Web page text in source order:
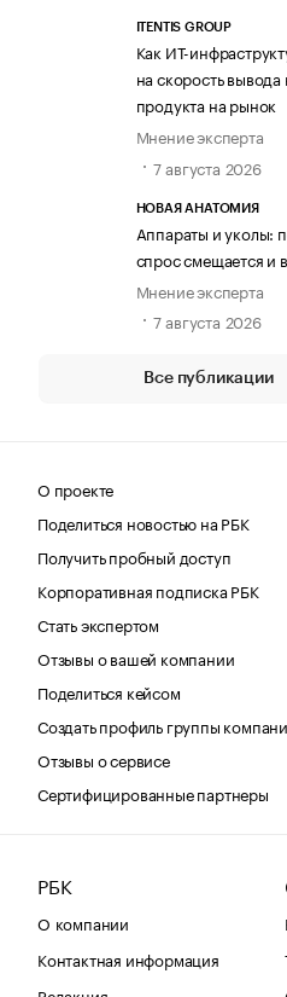
ITENTIS GROUP
Как ИТ-
на скорость вывода
продукта на рынок
Мнение эксперта
7 августа 2026
НОВАЯ АНАТОМИЯ
Аппараты и уколы:
спрос смещается и
Мнение эксперта
7 августа 2026
Все публикации
О проекте
Поделиться новостью на РБК
Получить пробный доступ
Корпоративная подписка РБК
Стать экспертом
Отзывы о вашей компании
Поделиться кейсом
Создать профиль группы
Отзывы о сервисе
Сертифицированные партнеры
РБК
О компании
Контактная информация